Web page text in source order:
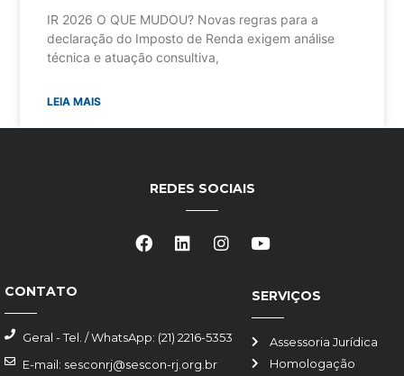
IR 2026 O QUE MUDOU? Novas regras para a
declaração do Imposto de Renda exigem análise
técnica e atuação consultiva,
LEIA MAIS
SERVIÇOS
Assessoria Jurídica
Homologação
CONTATO
Geral - Tel. / WhatsApp: (21) 2216-5353
E-mail: sesconrj@sescon-rj.org.br
REDES SOCIAIS